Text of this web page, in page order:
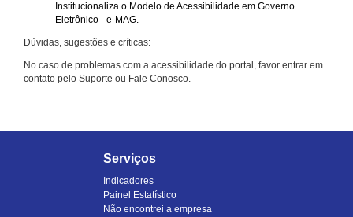
Institucionaliza o Modelo de Acessibilidade em Governo
Eletrônico - e-MAG.
Dúvidas, sugestões e críticas:
No caso de problemas com a acessibilidade do portal, favor entrar em
contato pelo Suporte ou Fale Conosco.
Serviços
Indicadores
Painel Estatístico
Não encontrei a empresa